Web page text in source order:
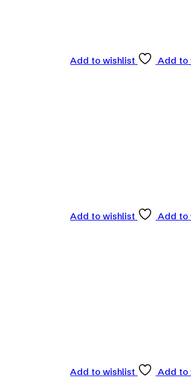
Add to wishlist
Add to
Add to wishlist
Add to
Add to wishlist
Add to